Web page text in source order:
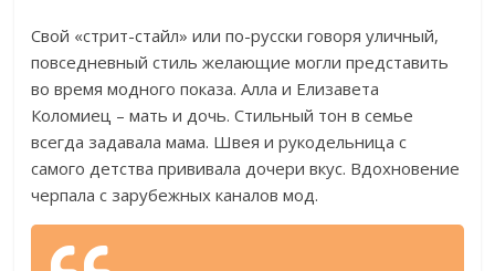
Свой «стрит-стайл» или по-русски говоря уличный,
повседневный стиль желающие могли представить
во время модного показа. Алла и Елизавета
Коломиец – мать и дочь. Стильный тон в семье
всегда задавала мама. Швея и рукодельница с
самого детства прививала дочери вкус. Вдохновение
черпала с зарубежных каналов мод.